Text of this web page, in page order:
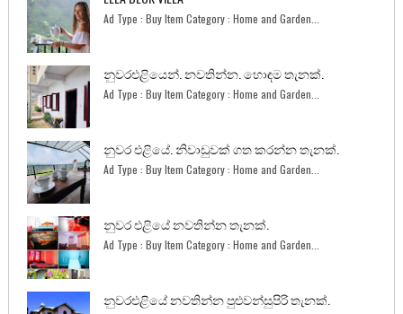
Ad Type : Buy Item Category : Home and Garden...
නුවරඑළියෙන්. නවතින්න. හොඳම තැනක්.
Ad Type : Buy Item Category : Home and Garden...
නුවර එළියේ. නිවාඩුවක් ගත කරන්න තැනක්.
Ad Type : Buy Item Category : Home and Garden...
නුවර එළියේ නවතින්න තැනක්.
Ad Type : Buy Item Category : Home and Garden...
නුවරඑළියේ නවතින්න පුළුවන්සුපිරි තැනක්.